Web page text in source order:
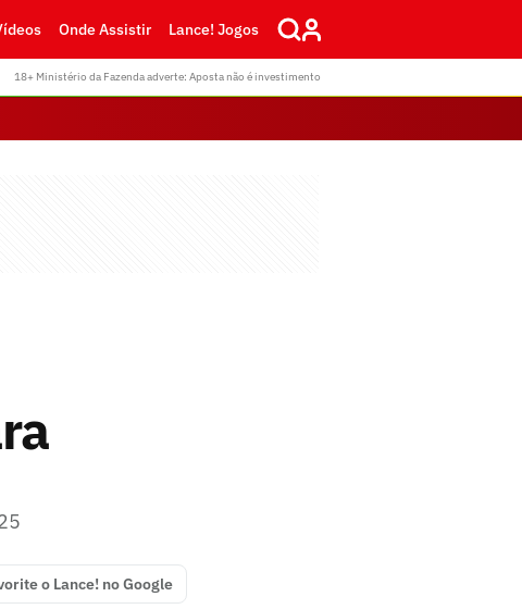
Onde Assistir Lance! Jogos
18+ Ministério da Fazenda adverte: Aposta não é investimento
o Lance! no Google